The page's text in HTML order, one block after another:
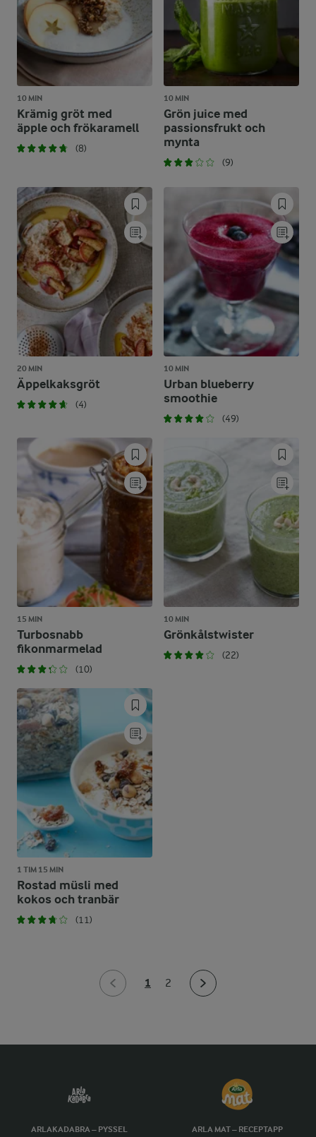
10 MIN
Krämig gröt med
äpple och frökaramell
(8)
10 MIN
Grön juice med
passionsfrukt och
mynta
(9)
20 MIN
Äppelkaksgröt
(4)
10 MIN
Urban blueberry
smoothie
(49)
15 MIN
Turbosnabb
fikonmarmelad
(10)
10 MIN
Grönkålstwister
(22)
1 TIM 15 MIN
Rostad müsli med
kokos och tranbär
(11)
1 2
ARLAKADABRA – PYSSEL
ARLA MAT – RECEPTAPP